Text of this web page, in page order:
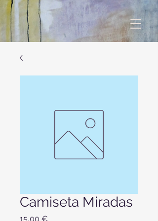
fbq('track', 'ViewContent');
Camiseta Miradas
15,00 €